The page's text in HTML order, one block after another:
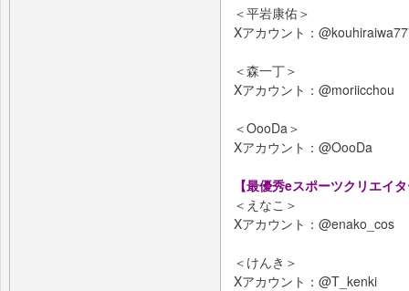
＜平岩康佑＞
Xアカウント：
＜森一丁＞
Xアカウント：@moriicchou
＜OooDa＞
Xアカウント：@OooDa
【最優秀eスポーツクリエイ
＜えなこ＞
Xアカウント：@enako_cos
＜けんき＞
Xアカウント：@T_kenki